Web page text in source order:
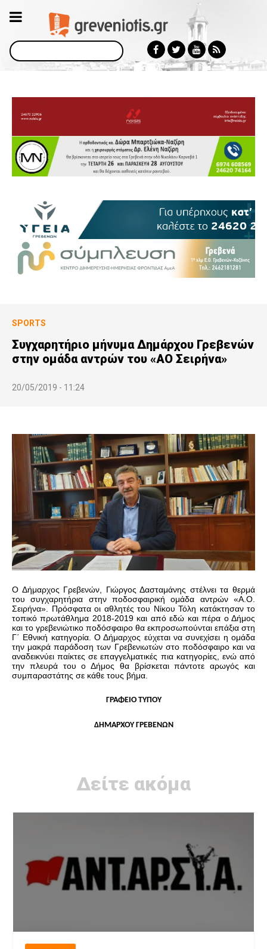
Αναζήτηση
SPORTS
Συγχαρητήριο μήνυμα Δημάρχου Γρεβενών
στην ομάδα αντρών του «ΑΟ Σειρήνα»
20/05/2019 - 11:24
Ο Δήμαρχος Γρεβενών, Γιώργος Δασταμάνης στέλνει τα θερμά
του συγχαρητήρια στην ποδοσφαιρική ομάδα αντρών «Α.Ο.
Σειρήνα». Πρόσφατα οι αθλητές του Νίκου Τόλη κατάκτησαν το
τοπικό πρωτάθλημα 2018-2019 και από εδώ και πέρα ο Δήμος
και το γρεβενιώτικο ποδόσφαιρο θα εκπροσωπούνται επάξια στη
Γ΄ Εθνική κατηγορία. Ο Δήμαρχος εύχεται να συνεχίσει η ομάδα
την μακρά παράδοση των Γρεβενιωτών στο ποδόσφαιρο και να
αναδεικνύει παίκτες σε επαγγελματικές πια κατηγορίες, ενώ από
την πλευρά του ο Δήμος θα βρίσκεται πάντοτε αρωγός και
συμπαραστάτης σε κάθε τους βήμα.
ΓΡΑΦΕΙΟ ΤΥΠΟΥ
ΔΗΜΑΡΧΟΥ ΓΡΕΒΕΝΩΝ
Δείτε ακόμα